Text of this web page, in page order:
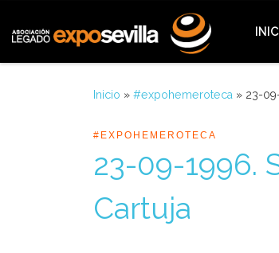
Inicio » #expohemeroteca » 23-
#EXPOHEMEROTECA
23-09-1996.
Cartuja